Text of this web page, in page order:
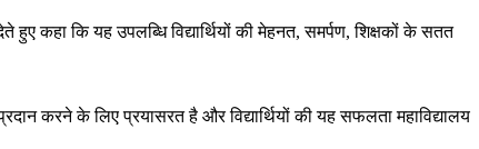
हुए कहा कि यह उपलब्धि विद्यार्थियों की मेहनत, समर्पण, शिक्षकों के सतत
करने के लिए प्रयासरत है और विद्यार्थियों की यह सफलता महाविद्यालय